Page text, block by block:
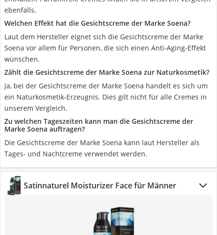
ebenfalls.
Welchen Effekt hat die Gesichtscreme der Marke Soena?
Laut dem Hersteller eignet sich die Gesichtscreme der Marke
Soena vor allem für Personen, die sich einen Anti-Aging-Effekt
wünschen.
Zählt die Gesichtscreme der Marke Soena zur Naturkosmetik?
Ja, bei der Gesichtscreme der Marke Soena handelt es sich um
ein Naturkosmetik-Erzeugnis. Dies gilt nicht für alle Cremes in
unserem Vergleich.
Zu welchen Tageszeiten kann man die Gesichtscreme der
Marke Soena auftragen?
Die Gesichtscreme der Marke Soena kann laut Hersteller als
Tages- und Nachtcreme verwendet werden.
‎Satinnaturel Moisturizer Face für Männer